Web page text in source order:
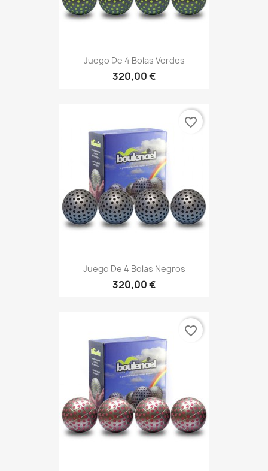
Juego De 4 Bolas Verdes
320,00 €
Juego De 4 Bolas Negros
320,00 €
favorite_border
favorite_border